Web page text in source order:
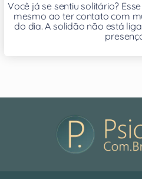
Você já se sentiu solitário?
mesmo ao ter contato com
do dia. A solidão não está